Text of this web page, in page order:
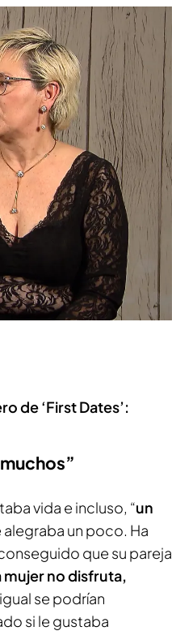
de ‘First Dates’:
vida e incluso, “un
alegraba un poco. Ha
que su pareja
mujer no disfruta,
se podrían
si le gustaba